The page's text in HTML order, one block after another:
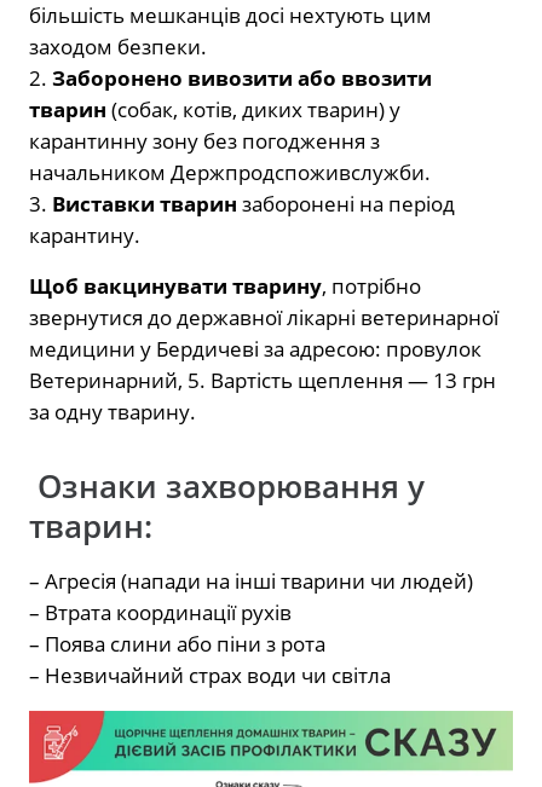
більшість мешканців досі нехтують цим
заходом безпеки.
2. Заборонено вивозити або ввозити
тварин (собак, котів, диких тварин) у
карантинну зону без погодження з
начальником Держпродспоживслужби.
3. Виставки тварин заборонені на період
карантину.
Щоб вакцинувати тварину, потрібно
звернутися до державної лікарні ветеринарної
медицини у Бердичеві за адресою: провулок
Ветеринарний, 5. Вартість щеплення — 13 грн
за одну тварину.
Ознаки захворювання у
тварин:
– Агресія (напади на інші тварини чи людей)
– Втрата координації рухів
– Поява слини або піни з рота
– Незвичайний страх води чи світла